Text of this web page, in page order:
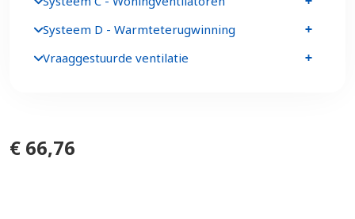
€ 66,76
Systeem D - Warmteterugwinning
Vraaggestuurde ventilatie